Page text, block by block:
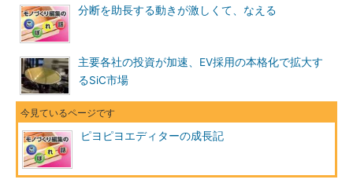
分断を助長する動きが激しくて、なえる
主要各社の投資が加速、EV採用の本格化で拡大す
るSiC市場
ピヨピヨエディターの成長記